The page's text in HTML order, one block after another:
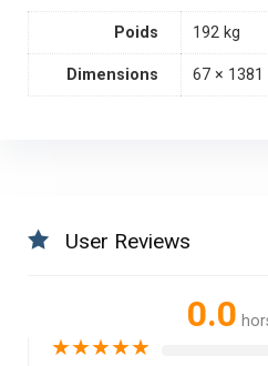
Poids 192 kg
Dimensions 67 × 1381
User Reviews
0.0
★★★★★